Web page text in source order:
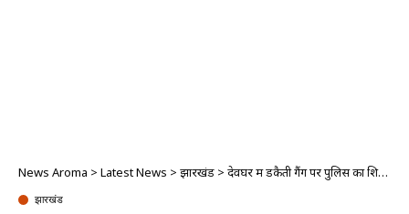
News Aroma > Latest News > झारखंड > देवघर में डकैती गैंग पर पुलिस का शिकंजा, 5 अपराधी धराए, 15 लाख, पिस्टल और स्कॉर्पियो बरामद
झारखंड